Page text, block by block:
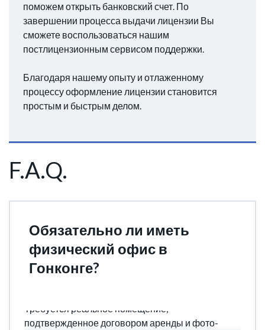
поможем открыть банковский счет. По
завершении процесса выдачи лицензии Вы
сможете воспользоваться нашим
постлицензионным сервисом поддержки.
Благодаря нашему опыту и отлаженному
процессу оформление лицензии становится
простым и быстрым делом.
F.A.Q.
Обязательно ли иметь
физический офис в
Гонконге?
Требуется реальное помещение,
подтвержденное договором аренды и фото-